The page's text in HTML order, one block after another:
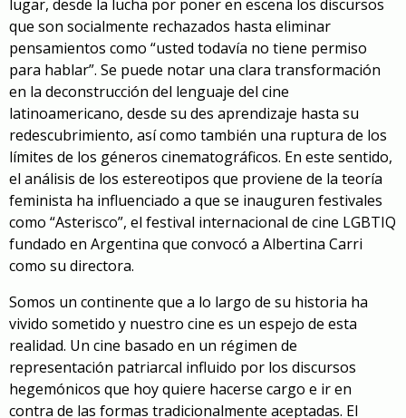
lugar, desde la lucha por poner en escena los discursos
que son socialmente rechazados hasta eliminar
pensamientos como “usted todavía no tiene permiso
para hablar”. Se puede notar una clara transformación
en la deconstrucción del lenguaje del cine
latinoamericano, desde su des aprendizaje hasta su
redescubrimiento, así como también una ruptura de los
límites de los géneros cinematográficos. En este sentido,
el análisis de los estereotipos que proviene de la teoría
feminista ha influenciado a que se inauguren festivales
como “Asterisco”, el festival internacional de cine LGBTIQ
fundado en Argentina que convocó a Albertina Carri
como su directora.
Somos un continente que a lo largo de su historia ha
vivido sometido y nuestro cine es un espejo de esta
realidad. Un cine basado en un régimen de
representación patriarcal influido por los discursos
hegemónicos que hoy quiere hacerse cargo e ir en
contra de las formas tradicionalmente aceptadas. El